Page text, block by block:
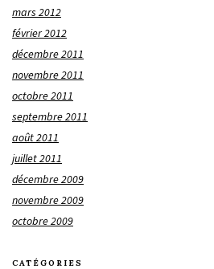
mars 2012
février 2012
décembre 2011
novembre 2011
octobre 2011
septembre 2011
août 2011
juillet 2011
décembre 2009
novembre 2009
octobre 2009
CATÉGORIES